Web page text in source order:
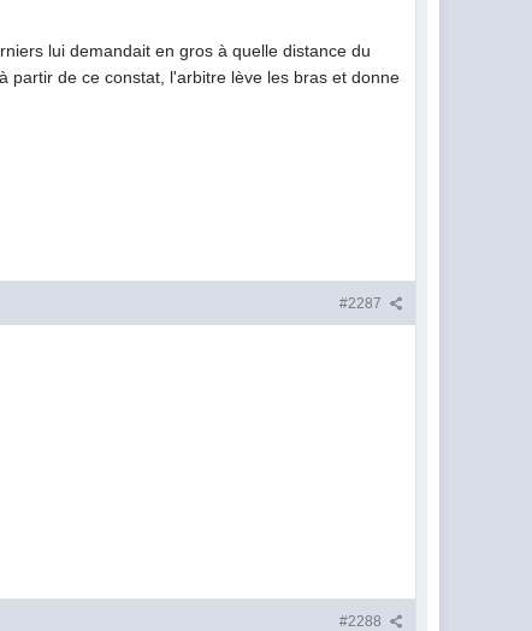
lui demandait en gros à quelle distance du
partir de ce constat, l'arbitre lève les bras et donne
#2287
#2288